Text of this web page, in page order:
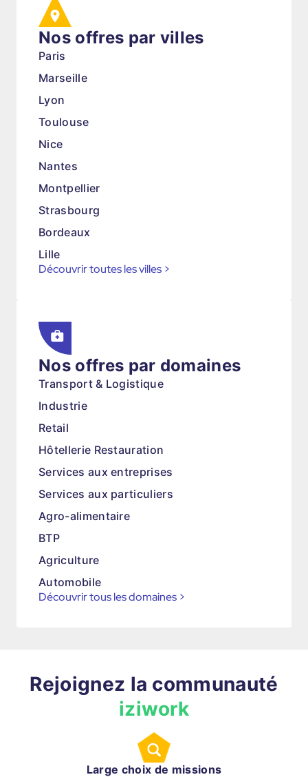
Nos offres par villes
Paris
Marseille
Lyon
Toulouse
Nice
Nantes
Montpellier
Strasbourg
Bordeaux
Lille
Découvrir toutes les villes >
Nos offres par domaines
Transport & Logistique
Industrie
Retail
Hôtellerie Restauration
Services aux entreprises
Services aux particuliers
Agro-alimentaire
BTP
Agriculture
Automobile
Découvrir tous les domaines >
Rejoignez la communauté
iziwork
Large choix de missions